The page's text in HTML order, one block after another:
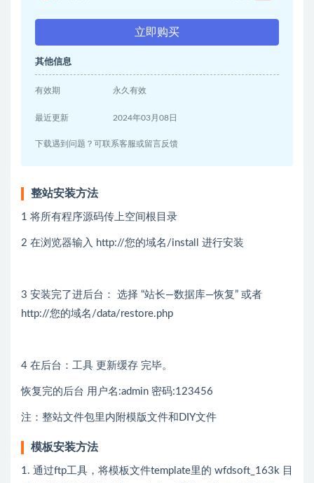
立即购买
其他信息
有效期 永久有效
最近更新 2024年03月08日
下载遇到问题？可联系客服或留言反馈
整站安装方法
1 将所有程序源码传上空间根目录
2 在浏览器输入 http://您的域名/install 进行安装
3 安装完了进后台： 选择 “站长—数据库—恢复” 或者
http://您的域名/data/restore.php
4 在后台：工具 更新缓存 完毕。
恢复完的后台 用户名:admin 密码:123456
注：整站文件包里内附模版文件和DIY文件
模板安装方法
1. 通过ftp工具，将模板文件template里的 wfdsoft_163k 目